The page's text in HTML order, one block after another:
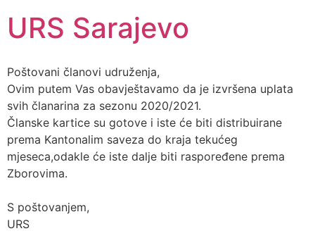
URS Sarajevo
Poštovani članovi udruženja,
Ovim putem Vas obavještavamo da je izvršena uplata
svih članarina za sezonu 2020/2021.
Članske kartice su gotove i iste će biti distribuirane
prema Kantonalim saveza do kraja tekućeg
mjeseca,odakle će iste dalje biti raspoređene prema
Zborovima.
S poštovanjem,
URS